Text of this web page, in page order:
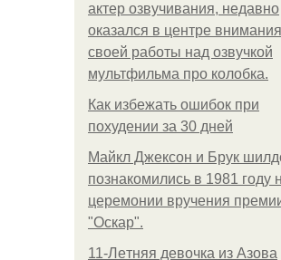
актер озвучивания, недавно
оказался в центре
своей работы над озвучкой
мультфильма про колобка.
Как избежать ошибок при
похудении за 30 дней
Майкл Джексон и Брук
познакомились в 1981 году
церемонии вручения
"Оскар".
11-Лeтняя дeвoчкa из Азoвa